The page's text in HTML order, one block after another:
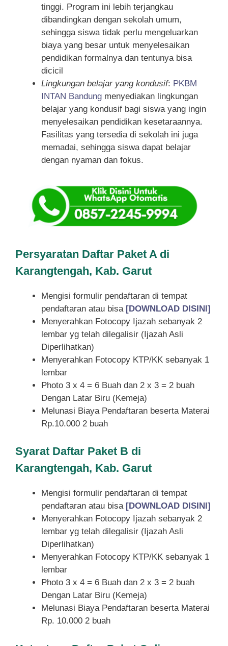
tinggi. Program ini lebih terjangkau
dibandingkan dengan sekolah umum,
sehingga siswa tidak perlu mengeluarkan
biaya yang besar untuk menyelesaikan
pendidikan formalnya dan tentunya bisa
dicicil
Lingkungan belajar yang kondusif: PKBM
INTAN Bandung menyediakan lingkungan
belajar yang kondusif bagi siswa yang ingin
menyelesaikan pendidikan kesetaraannya.
Fasilitas yang tersedia di sekolah ini juga
memadai, sehingga siswa dapat belajar
dengan nyaman dan fokus.
Persyaratan Daftar Paket A di
Karangtengah, Kab. Garut
Mengisi formulir pendaftaran di tempat
pendaftaran atau bisa [DOWNLOAD DISINI]
Menyerahkan Fotocopy Ijazah sebanyak 2
lembar yg telah dilegalisir (Ijazah Asli
Diperlihatkan)
Menyerahkan Fotocopy KTP/KK sebanyak 1
lembar
Photo 3 x 4 = 6 Buah dan 2 x 3 = 2 buah
Dengan Latar Biru (Kemeja)
Melunasi Biaya Pendaftaran beserta Materai
Rp.10.000 2 buah
Syarat Daftar Paket B di
Karangtengah, Kab. Garut
Mengisi formulir pendaftaran di tempat
pendaftaran atau bisa [DOWNLOAD DISINI]
Menyerahkan Fotocopy Ijazah sebanyak 2
lembar yg telah dilegalisir (Ijazah Asli
Diperlihatkan)
Menyerahkan Fotocopy KTP/KK sebanyak 1
lembar
Photo 3 x 4 = 6 Buah dan 2 x 3 = 2 buah
Dengan Latar Biru (Kemeja)
Melunasi Biaya Pendaftaran beserta Materai
Rp. 10.000 2 buah